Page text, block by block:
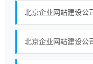
北京企业网站建设公
北京企业网站建设公